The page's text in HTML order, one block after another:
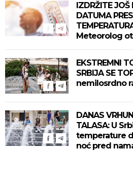
IZDRŽITE
DATUMA
Meteorolog
EKSTREMNI
SRBIJA SE
nemilosrdno
DANAS
TALASA: U
temperature
noć pred